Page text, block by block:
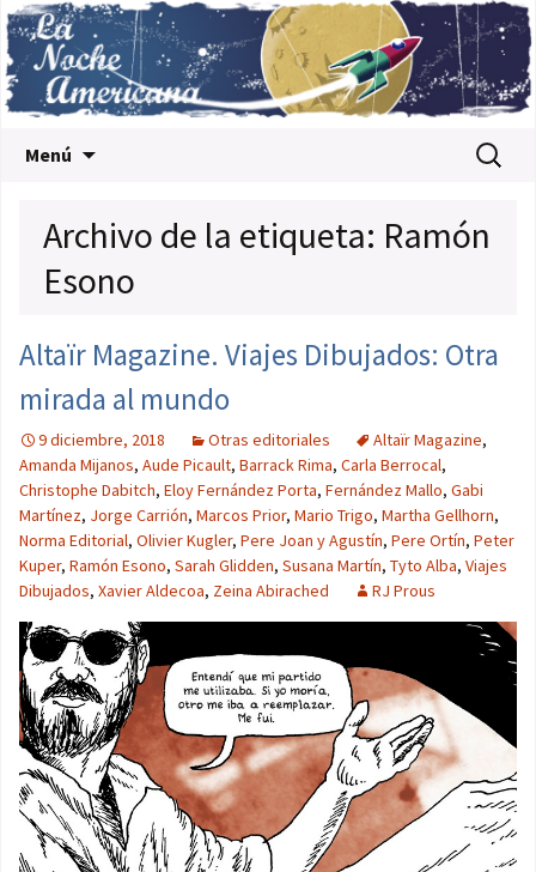
Menú Buscar:
Archivo de la etiqueta: Ramón
Esono
Altaïr Magazine. Viajes Dibujados: Otra
mirada al mundo
9 diciembre, 2018 Otras editoriales Altaïr Magazine,
Amanda Mijanos, Aude Picault, Barrack Rima, Carla Berrocal,
Christophe Dabitch, Eloy Fernández Porta, Fernández Mallo, Gabi
Martínez, Jorge Carrión, Marcos Prior, Mario Trigo, Martha Gellhorn,
Norma Editorial, Olivier Kugler, Pere Joan y Agustín, Pere Ortín, Peter
Kuper, Ramón Esono, Sarah Glidden, Susana Martín, Tyto Alba, Viajes
Dibujados, Xavier Aldecoa, Zeina Abirached RJ Prous